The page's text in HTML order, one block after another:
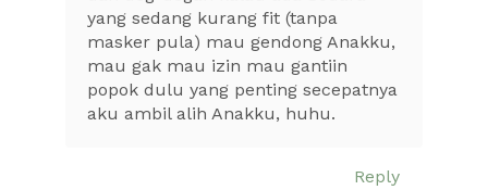
yang sedang kurang fit (tanpa
masker pula) mau gendong Anakku,
mau gak mau izin mau gantiin
popok dulu yang penting secepatnya
aku ambil alih Anakku, huhu.
Reply